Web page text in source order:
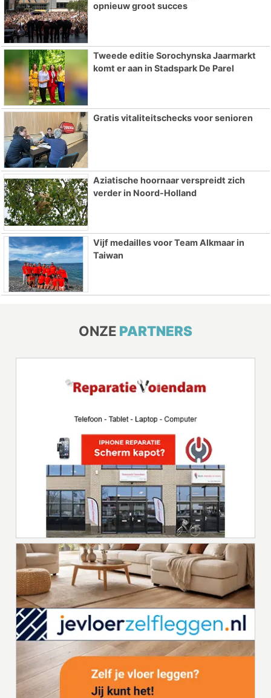
opnieuw groot succes
Tweede editie Sorochynska Jaarmarkt
komt er aan in Stadspark De Parel
Gratis vitaliteitschecks voor senioren
Aziatische hoornaar verspreidt zich
verder in Noord-Holland
Vijf medailles voor Team Alkmaar in
Taiwan
ONZE PARTNERS